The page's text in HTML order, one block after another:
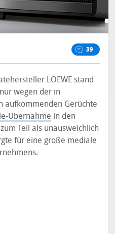
39
LOEWE stand
wegen der in
aufkommenden Gerüchte
Übernahme in den
Teil als unausweichlich
für eine große mediale